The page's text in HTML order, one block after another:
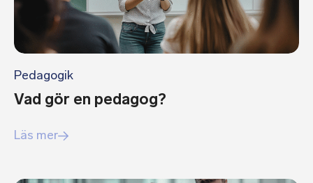
Pedagogik
Vad gör en pedagog?
Läs mer